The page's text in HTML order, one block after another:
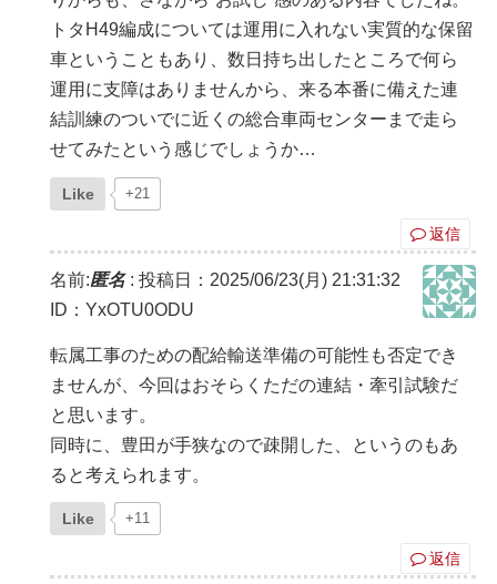
トタH49編成については運用に入れない実質的な保留
車ということもあり、数日持ち出したところで何ら
運用に支障はありませんから、来る本番に備えた連
結訓練のついでに近くの総合車両センターまで走ら
せてみたという感じでしょうか…
Like +21
返信
名前:匿名: 投稿日：2025/06/23(月) 21:31:32
ID：YxOTU0ODU
転属工事のための配給輸送準備の可能性も否定でき
ませんが、今回はおそらくただの連結・牽引試験だ
と思います。
同時に、豊田が手狭なので疎開した、というのもあ
ると考えられます。
Like +11
返信